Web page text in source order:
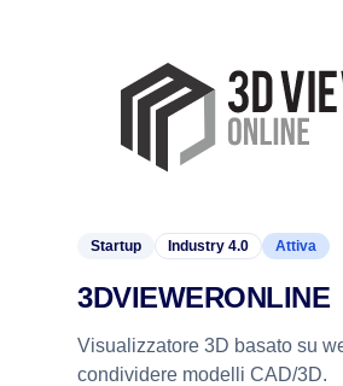
Startup Industry 4.0 Attiva
3DVIEWERONLINE
Visualizzatore 3D basato su
condividere modelli CAD/3D.